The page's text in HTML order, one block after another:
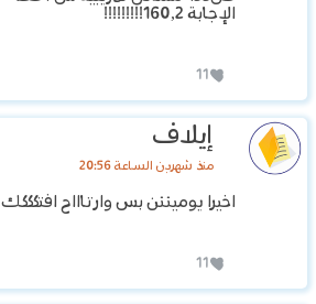
الإجابة 160,2!!!!!!!!!
11
إيلاف
منذ شهرين الساعة 20:56
اخيرا يوميننن بس وارتاااح افتكككك
11